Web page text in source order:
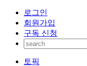
로그인
회원가입
구독 신청
토픽